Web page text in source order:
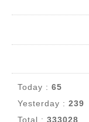
Today : 65
Yesterday : 239
Total : 333028